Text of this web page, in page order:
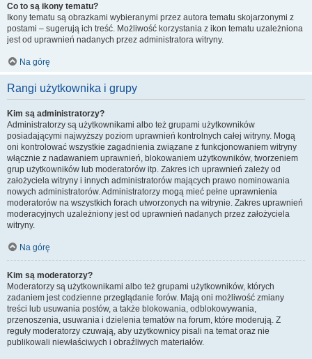
Co to są ikony tematu?
Ikony tematu są obrazkami wybieranymi przez autora tematu skojarzonymi z
postami – sugerują ich treść. Możliwość korzystania z ikon tematu uzależniona
jest od uprawnień nadanych przez administratora witryny.
Na górę
Rangi użytkownika i grupy
Kim są administratorzy?
Administratorzy są użytkownikami albo też grupami użytkowników
posiadającymi najwyższy poziom uprawnień kontrolnych całej witryny. Mogą
oni kontrolować wszystkie zagadnienia związane z funkcjonowaniem witryny
włącznie z nadawaniem uprawnień, blokowaniem użytkowników, tworzeniem
grup użytkowników lub moderatorów itp. Zakres ich uprawnień zależy od
założyciela witryny i innych administratorów mających prawo nominowania
nowych administratorów. Administratorzy mogą mieć pełne uprawnienia
moderatorów na wszystkich forach utworzonych na witrynie. Zakres uprawnień
moderacyjnych uzależniony jest od uprawnień nadanych przez założyciela
witryny.
Na górę
Kim są moderatorzy?
Moderatorzy są użytkownikami albo też grupami użytkowników, których
zadaniem jest codzienne przeglądanie forów. Mają oni możliwość zmiany
treści lub usuwania postów, a także blokowania, odblokowywania,
przenoszenia, usuwania i dzielenia tematów na forum, które moderują. Z
reguły moderatorzy czuwają, aby użytkownicy pisali na temat oraz nie
publikowali niewłaściwych i obraźliwych materiałów.